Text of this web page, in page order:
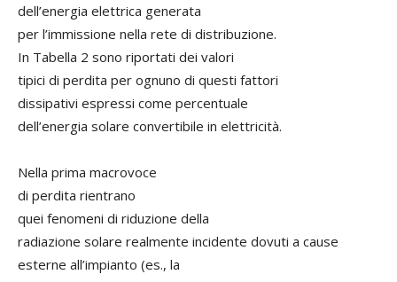
dell’energia elettrica generata
per l’immissione nella rete di distribuzione.
In Tabella 2 sono riportati dei valori
tipici di perdita per ognuno di questi fattori
dissipativi espressi come percentuale
dell’energia solare convertibile in elettricità.
Nella prima macrovoce
di perdita rientrano
quei fenomeni di riduzione della
radiazione solare realmente incidente dovuti a cause
esterne all’impianto (es., la